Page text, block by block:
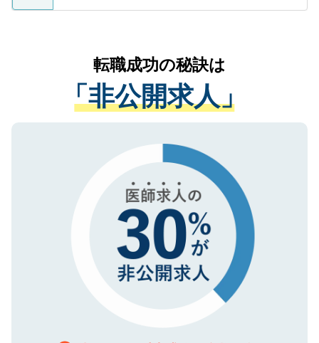
ているすべての個人データはご本人の許可
は、個人情報の取り扱いについての厳密な
管理基準を満たした事業者のみに付与され
る、プライバシーマークを取得済みです。
ご登録いただいた個人情報は、SSL（デー
で、機密保持に関してもご安心ください。
かがいして、現在の医療機関の状況や紹介
経験をまじえながら、適切なアドバイスを
させていただきます。すぐにご転職をされ
ない方には、長期的なサポートが可能です
ので、まずはご登録ください。
転職成功の秘訣は
「非公開求人」